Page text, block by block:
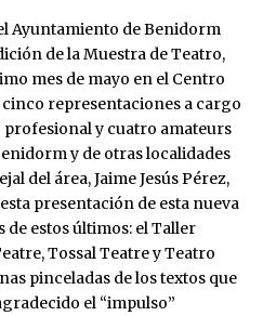
Ayuntamiento de Benidorm
de la Muestra de Teatro,
mes de mayo en el Centro
representaciones a cargo
y cuatro amateurs
y de otras localidades
del área, Jaime Jesús Pérez,
presentación de esta nueva
estos últimos: el Taller
Tossal Teatre y Teatro
pinceladas de los textos que
el “impulso”